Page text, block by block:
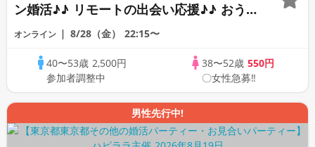
ン婚活♪♪ リモートの出会い応援♪♪ おう
ちで乾杯しませんか♪♪ ☆全国の方が対象
PARTY!!
オンライン 8/28（金） 22:15〜
40〜53歳 2,500円
参加者調整中
38〜52歳 550円
〇女性急募‼
男性先行中!